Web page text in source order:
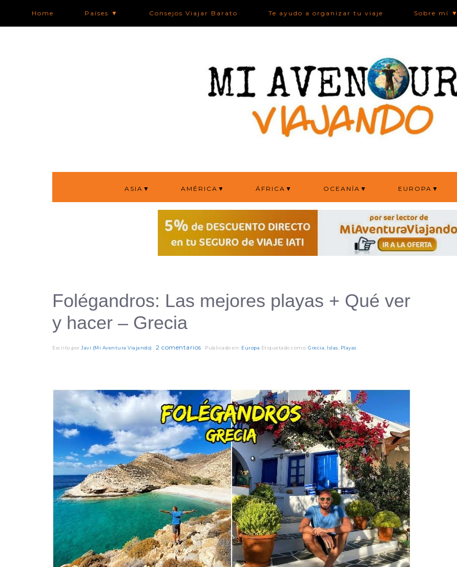
Home Países ▼ Consejos Viajar Barato Te ayudo a organizar tu viaje Sobre mí ▼
ASIA▼ AMÉRICA▼ ÁFRICA▼ OCEANÍA▼ EUROPA▼
Folégandros: Las mejores playas + Qué ver
y hacer – Grecia
Escrito por Javi (Mi Aventura Viajando) 2 comentarios Publicado en: Europa Etiquetado como: Grecia Islas Playas